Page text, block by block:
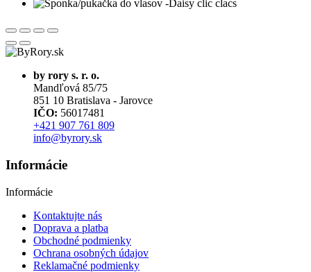
by rory s. r. o.
Mandľová 85/75
851 10 Bratislava - Jarovce
IČO: 56017481
+421 907 761 809
info@byrory.sk
Informácie
Informácie
Kontaktujte nás
Doprava a platba
Obchodné podmienky
Ochrana osobných údajov
Reklamačné podmienky